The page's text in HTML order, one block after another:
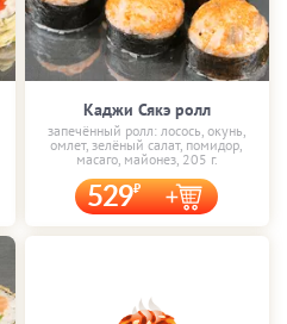
Каджи Сякэ ролл
запечённый ролл: лосось, окунь,
омлет, зелёный салат, помидор,
масаго, майонез, 205 г.
529